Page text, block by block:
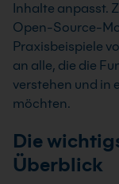
Inhalte anpasst.
Open-Source-
Praxisbeispiele
an alle, die die
verstehen und in
möchten.
Die
Überblick